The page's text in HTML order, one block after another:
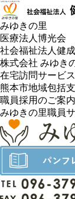
みゆきの里
医療法人博光会
社会福祉法人健
株式会社 みゆき
在宅訪問サービス
熊本市地域包括
職員採用のご案内
みゆきの里職員